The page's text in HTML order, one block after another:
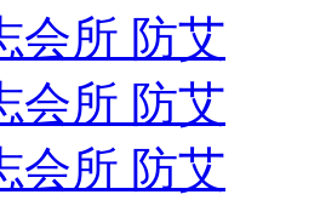
会所 防艾
会所 防艾
会所 防艾